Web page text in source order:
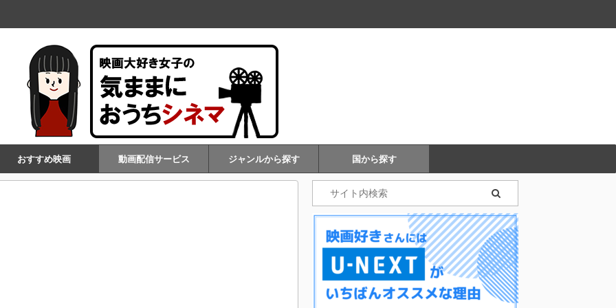
おすすめ映画 動画配信サービス ジャンルから探す 国から探す